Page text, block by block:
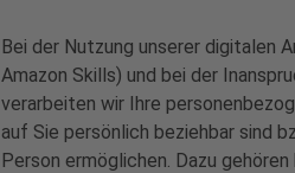
Bei der Nutzung unserer digitalen
Amazon Skills) und bei der
verarbeiten wir Ihre
auf Sie persönlich beziehbar sind
Person ermöglichen. Dazu